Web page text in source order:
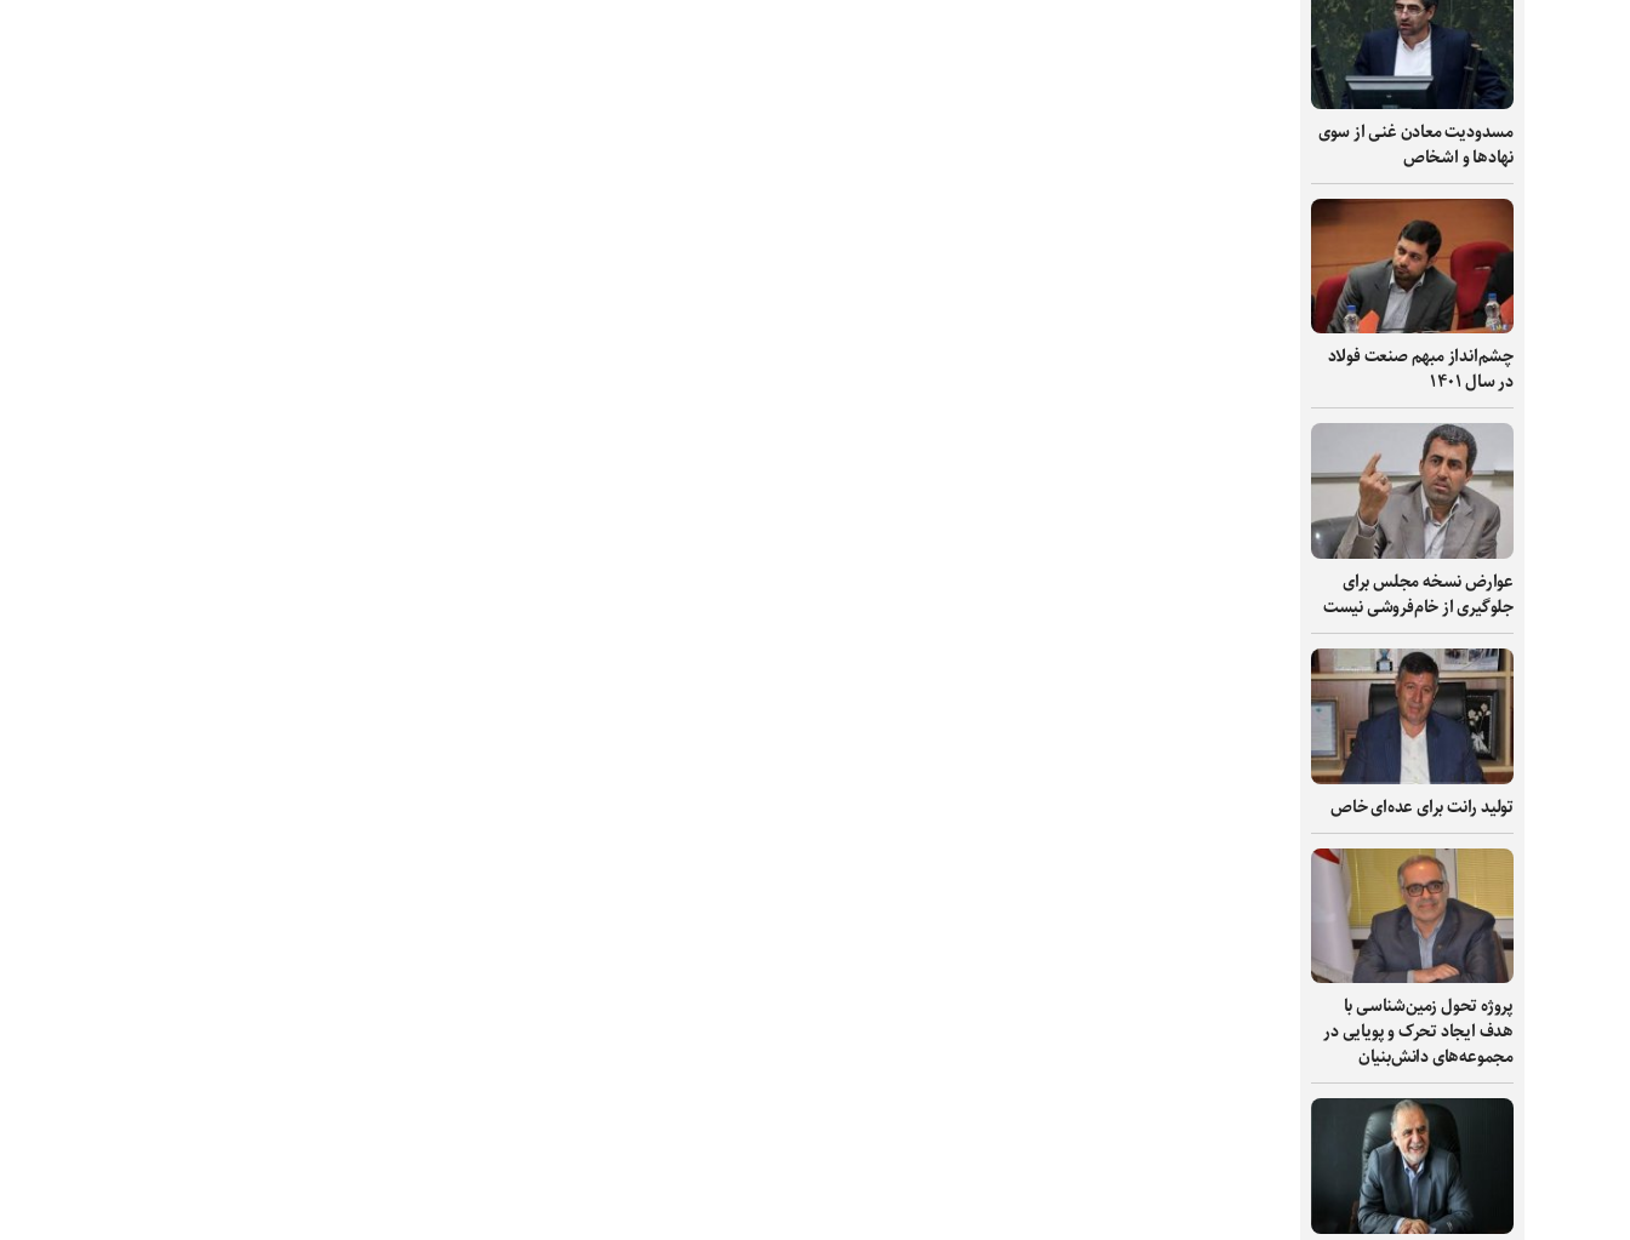
مسدودیت معادن غنی از سوی
نهادها و اشخاص
چشم‌انداز مبهم صنعت فولاد
در سال ۱۴۰۱
عوارض نسخه مجلس برای
جلوگیری از خام‌فروشی نیست
تولید رانت برای عده‌ای خاص
پروژه تحول زمین‌شناسی با
هدف ایجاد تحرک و پویایی در
مجموعه‌های دانش‌بنیان